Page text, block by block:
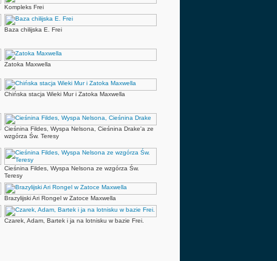
Kompleks Frei
Baza chilijska E. Frei
Zatoka Maxwella
Chińska stacja Wieki Mur i Zatoka Maxwella
Cieśnina Fildes, Wyspa Nelsona, Cieśnina Drake'a ze
wzgórza Św. Teresy
Cieśnina Fildes, Wyspa Nelsona ze wzgórza Św.
Teresy
Brazylijski Ari Rongel w Zatoce Maxwella
Czarek, Adam, Bartek i ja na lotnisku w bazie Frei.